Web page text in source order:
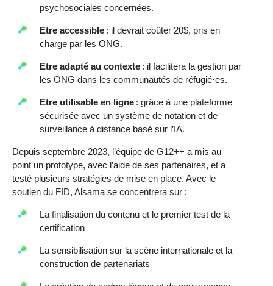
psychosociales concernées.
Etre accessible : il devrait coûter 20$, pris en
charge par les ONG.
Etre adapté au contexte : il facilitera la gestion par
les ONG dans les communautés de réfugié·es.
Etre utilisable en ligne : grâce à une plateforme
sécurisée avec un système de notation et de
surveillance à distance basé sur l’IA.
Depuis septembre 2023, l’équipe de G12++ a mis au
point un prototype, avec l’aide de ses partenaires, et a
testé plusieurs stratégies de mise en place. Avec le
soutien du FID, Alsama se concentrera sur :
La finalisation du contenu et le premier test de la
certification
La sensibilisation sur la scène internationale et la
construction de partenariats